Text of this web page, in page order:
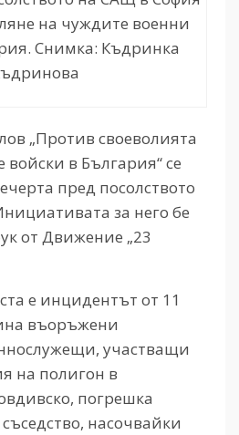
на чуждите военни
Снимка: Къдринка
„Против своеволията
в България“ се
пред посолството
за него бе
от Движение „23
е инцидентът от 11
въоръжени
участващи
на полигон в
погрешка
насочвайки